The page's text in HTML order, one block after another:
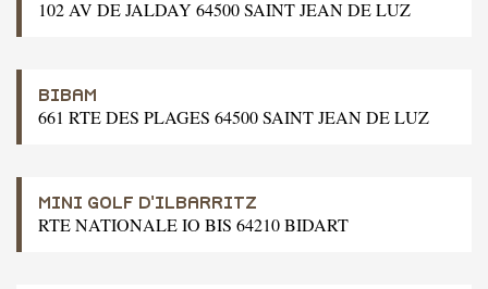
102 AV DE JALDAY 64500 SAINT JEAN DE LUZ
BIBAM
661 RTE DES PLAGES 64500 SAINT JEAN DE LUZ
MINI GOLF D'ILBARRITZ
RTE NATIONALE IO BIS 64210 BIDART